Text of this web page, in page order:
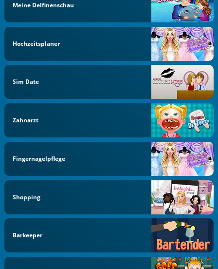
Meine Delfinenschau
Hochzeitsplaner
Sim Date
Zahnarzt
Fingernagelpflege
Shopping
Barkeeper